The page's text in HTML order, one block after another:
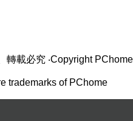
轉載必究 ‧Copyright PChome
trademarks of PChome